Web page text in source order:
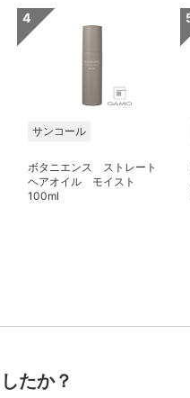
サンコール
ボタニエンス ストレート
ヘアオイル モイスト
100ml
たか？